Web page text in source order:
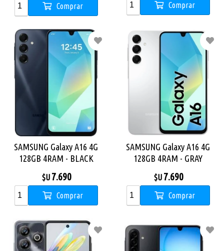
Comprar Comprar
SAMSUNG Galaxy A16 4G
128GB 4RAM - BLACK
$U 7.690
Comprar
SAMSUNG Galaxy A16 4G
128GB 4RAM - GRAY
$U 7.690
Comprar